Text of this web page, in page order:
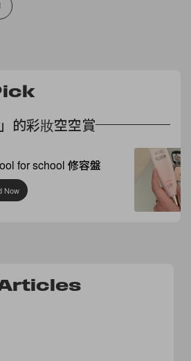
的彩妝空空賞
for school 修容盤
Now